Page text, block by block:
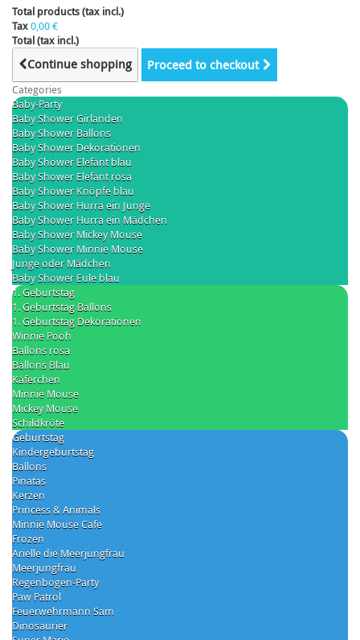
Total products (tax incl.)
Tax0,00 €
Total (tax incl.)
Continue shopping Proceed to checkout
Categories
Baby-Party
Baby Shower Girlanden
Baby Shower Ballons
Baby Shower Dekorationen
Baby Shower Elefant blau
Baby Shower Elefant rosa
Baby Shower Knöpfe blau
Baby Shower Hurra ein Junge
Baby Shower Hurra ein Mädchen
Baby Shower Mickey Mouse
Baby Shower Minnie Mouse
Junge oder Mädchen
Baby Shower Eule blau
1. Geburtstag
1. Geburtstag Ballons
1. Geburtstag Dekorationen
Winnie Pooh
Ballons rosa
Ballons Blau
Käferchen
Minnie Mouse
Mickey Mouse
Schildkröte
Geburtstag
Kindergeburtstag
Ballons
Pinatas
Kerzen
Princess & Animals
Minnie Mouse Cafe
Frozen
Arielle die Meerjungfrau
Meerjungfrau
Regenbogen-Party
Paw Patrol
Feuerwehrmann Sam
Dinosaurier